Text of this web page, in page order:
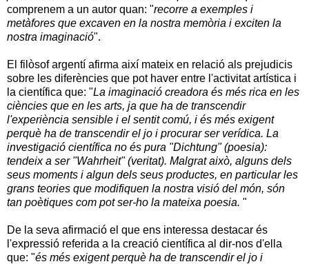
comprenem a un autor quan: "recorre a exemples i
metàfores que excaven en la nostra memòria i exciten la
nostra imaginació".
El filòsof argentí afirma així mateix en relació als prejudicis
sobre les diferències que pot haver entre l'activitat artística i
la científica que: "La imaginació creadora és més rica en les
ciències que en les arts, ja que ha de transcendir
l'experiència sensible i el sentit comú, i és més exigent
perquè ha de transcendir el jo i procurar ser verídica. La
investigació científica no és pura "Dichtung" (poesia):
tendeix a ser "Wahrheit" (veritat). Malgrat això, alguns dels
seus moments i algun dels seus productes, en particular les
grans teories que modifiquen la nostra visió del món, són
tan poètiques com pot ser-ho la mateixa poesia. "
De la seva afirmació el que ens interessa destacar és
l'expressió referida a la creació científica al dir-nos d'ella
que: "és més exigent perquè ha de transcendir el jo i